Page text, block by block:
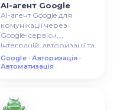
AI-агент Google
AI-агент Google для
комунікації через
Google-сервіси,
інтеграцій, авторизації та
AI-автоматизації бізнесу.
Google · Авторизація ·
Автоматизація